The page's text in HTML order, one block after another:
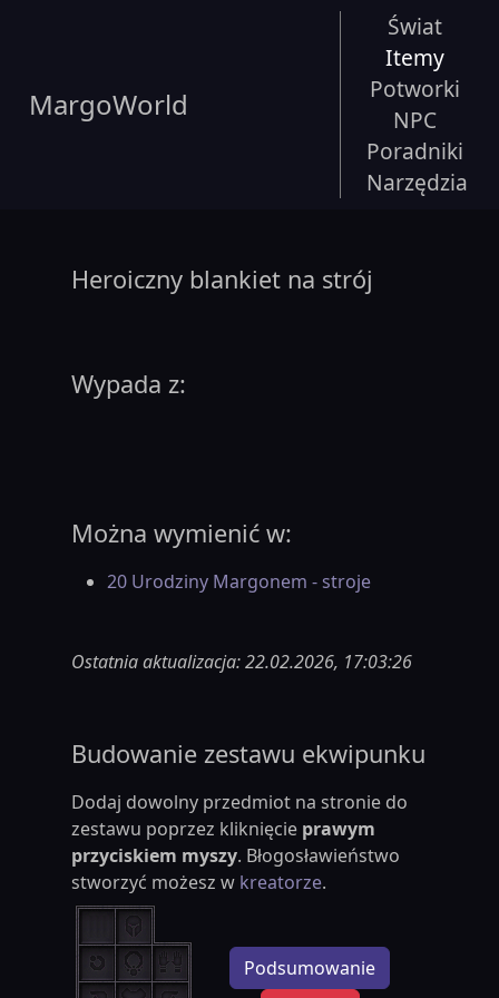
MargoWorld
Świat
Itemy
Potworki
NPC
Poradniki
Narzędzia
Heroiczny blankiet na strój
Wypada z:
Można wymienić w:
20 Urodziny Margonem - stroje
Ostatnia aktualizacja: 22.02.2026, 17:03:26
Budowanie zestawu ekwipunku
Dodaj dowolny przedmiot na stronie do
zestawu poprzez kliknięcie prawym
przyciskiem myszy. Błogosławieństwo
stworzyć możesz w kreatorze.
Podsumowanie